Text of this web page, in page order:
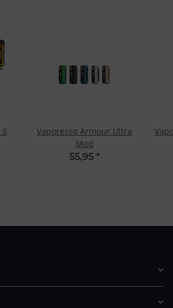
Vaporesso Armour Ultra
Mod
55,95 *